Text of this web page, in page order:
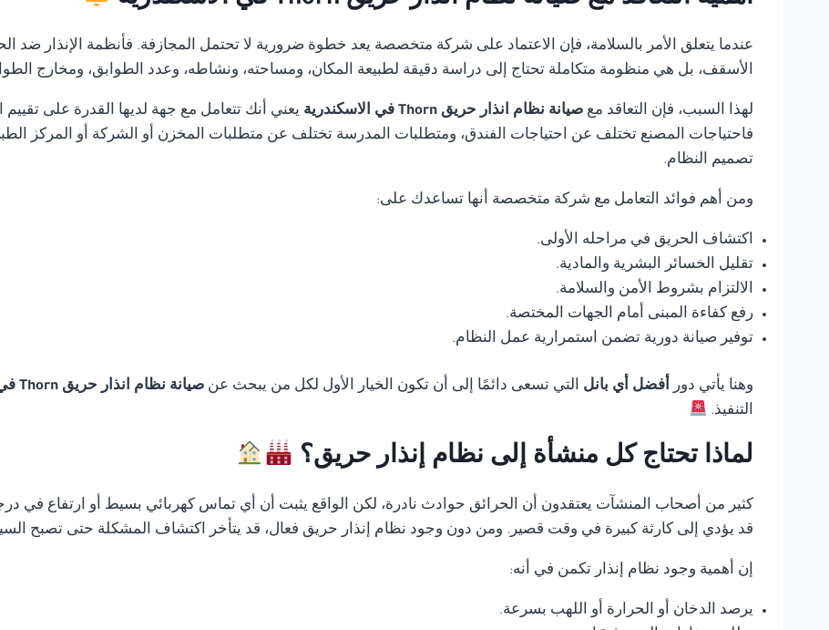
عندما يتعلق الأمر بالسلامة، فإن الاعتماد على شركة متخصصة يعد خطوة ضرورية لا تحتمل المجازفة. فأنظمة الإنذار ضد
الأسقف، بل هي منظومة متكاملة تحتاج إلى دراسة دقيقة لطبيعة المكان، ومساحته، ونشاطه، وعدد الطوابق، ومخارج
لهذا السبب، فإن التعاقد مع صيانة نظام انذار حريق Thorn في الاسكندرية
يعني أنك تتعامل مع جهة لديها القدرة على
فاحتياجات المصنع تختلف عن احتياجات الفندق، ومتطلبات المدرسة تختلف عن متطلبات المخزن أو الشركة أو المركز
تصميم النظام.
ومن أهم فوائد التعامل مع شركة متخصصة أنها تساعدك على:
اكتشاف الحريق في مراحله الأولى.
تقليل الخسائر البشرية والمادية.
الالتزام بشروط الأمن والسلامة.
رفع كفاءة المبنى أمام الجهات المختصة.
توفير صيانة دورية تضمن استمرارية عمل النظام.
وهنا يأتي دور أفضل أي بانل التي تسعى دائمًا إلى أن تكون الخيار الأول لكل من يبحث عن صيانة نظام انذار حريق Thorn في الاسكندرية
التنفيذ.
لماذا تحتاج كل منشأة إلى نظام إنذار حريق؟
كثير من أصحاب المنشآت يعتقدون أن الحرائق حوادث نادرة، لكن الواقع يثبت أن أي تماس كهربائي بسيط أو ارتفاع في
قد يؤدي إلى كارثة كبيرة في وقت قصير. ومن دون وجود نظام إنذار حريق فعال، قد يتأخر اكتشاف المشكلة حتى تصبح
إن أهمية وجود نظام إنذار تكمن في أنه:
يرصد الدخان أو الحرارة أو اللهب بسرعة.